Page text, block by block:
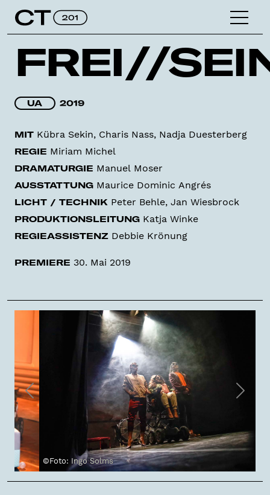
FREI//
UA 2019
MIT Kübra Sekin, Charis Nass, Nadja Duesterberg
REGIE Miriam Michel
DRAMATURGIE Manuel Moser
AUSSTATTUNG Maurice Dominic Angrés
LICHT / TECHNIK Peter Behle, Jan Wiesbrock
PRODUKTIONSLEITUNG Katja Winke
REGIEASSISTENZ Debbie Krönung
PREMIERE 30. Mai 2019
©Foto: Ingo Solms
Previous